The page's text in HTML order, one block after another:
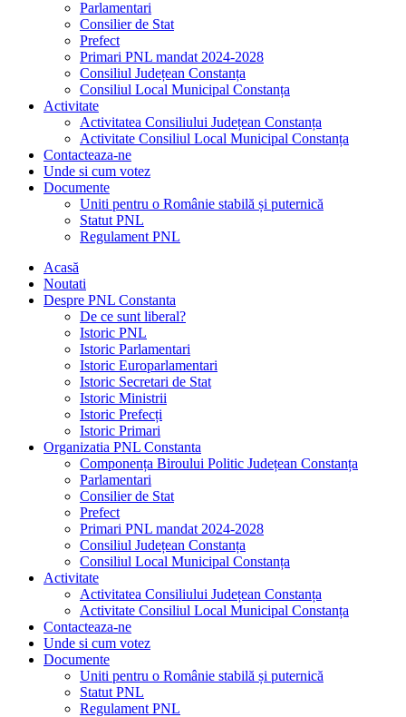
Parlamentari
Consilier de Stat
Prefect
Primari PNL mandat 2024-2028
Consiliul Județean Constanța
Consiliul Local Municipal Constanța
Activitate
Activitatea Consiliului Județean Constanța
Activitate Consiliul Local Municipal Constanța
Contacteaza-ne
Unde si cum votez
Documente
Uniti pentru o Românie stabilă și puternică
Statut PNL
Regulament PNL
Acasă
Noutati
Despre PNL Constanta
De ce sunt liberal?
Istoric PNL
Istoric Parlamentari
Istoric Europarlamentari
Istoric Secretari de Stat
Istoric Ministrii
Istoric Prefecți
Istoric Primari
Organizatia PNL Constanta
Componența Biroului Politic Județean Constanța
Parlamentari
Consilier de Stat
Prefect
Primari PNL mandat 2024-2028
Consiliul Județean Constanța
Consiliul Local Municipal Constanța
Activitate
Activitatea Consiliului Județean Constanța
Activitate Consiliul Local Municipal Constanța
Contacteaza-ne
Unde si cum votez
Documente
Uniti pentru o Românie stabilă și puternică
Statut PNL
Regulament PNL